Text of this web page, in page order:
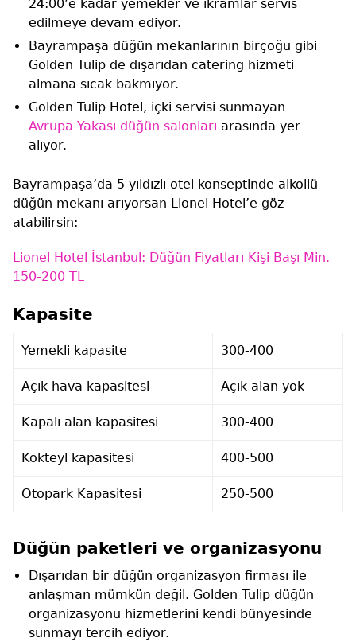
24:00’e kadar yemekler ve ikramlar servis
edilmeye devam ediyor.
Bayrampaşa düğün mekanlarının birçoğu gibi
Golden Tulip de dışarıdan catering hizmeti
almana sıcak bakmıyor.
Golden Tulip Hotel, içki servisi sunmayan
Avrupa Yakası düğün salonları arasında yer
alıyor.
Bayrampaşa’da 5 yıldızlı otel konseptinde alkollü
düğün mekanı arıyorsan Lionel Hotel’e göz
atabilirsin:
Lionel Hotel İstanbul: Düğün Fiyatları Kişi Başı Min.
150-200 TL
Kapasite
Yemekli kapasite 300-400
Açık hava kapasitesi Açık alan yok
Kapalı alan kapasitesi 300-400
Kokteyl kapasitesi 400-500
Otopark Kapasitesi 250-500
Düğün paketleri ve organizasyonu
Dışarıdan bir düğün organizasyon firması ile
anlaşman mümkün değil. Golden Tulip düğün
organizasyonu hizmetlerini kendi bünyesinde
sunmayı tercih ediyor.